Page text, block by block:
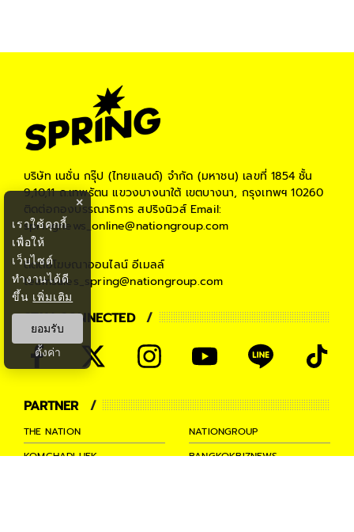
บริษัท เนชั่น กรุ๊ป (ไทยแลนด์) จำกัด (มหาชน) เลขที่ 1854 ชั้น
9,10,11 ถ.เทพรัตน แขวงบางนาใต้ เขตบางนา, กรุงเทพฯ 10260
ติดต่อกองบรรณาธิการ สปริงนิวส์Email:
springnews_online@nationgroup.com
ติดต่อโฆษณาออนไลน์ อีเมลล์
teamsales_spring@nationgroup.com
STAY CONNECTED
PARTNER
THE NATION
NATIONGROUP
KOMCHADLUEK
BANGKOKBIZNEWS
×
เราใช้คุกกี้
เพื่อให้
เว็บไซต์
ทำงานได้ดี
ขึ้น เพิ่มเติม
ยอมรับ
ตั้งค่า